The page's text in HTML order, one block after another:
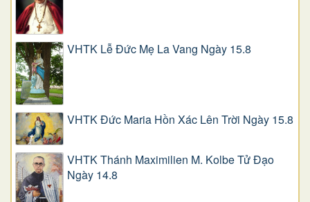
VHTK Lễ Đức Mẹ La Vang Ngày 15.8
VHTK Đức Maria Hồn Xác Lên Trời Ngày 15.8
VHTK Thánh Maximilien M. Kolbe Tử Đạo
Ngày 14.8